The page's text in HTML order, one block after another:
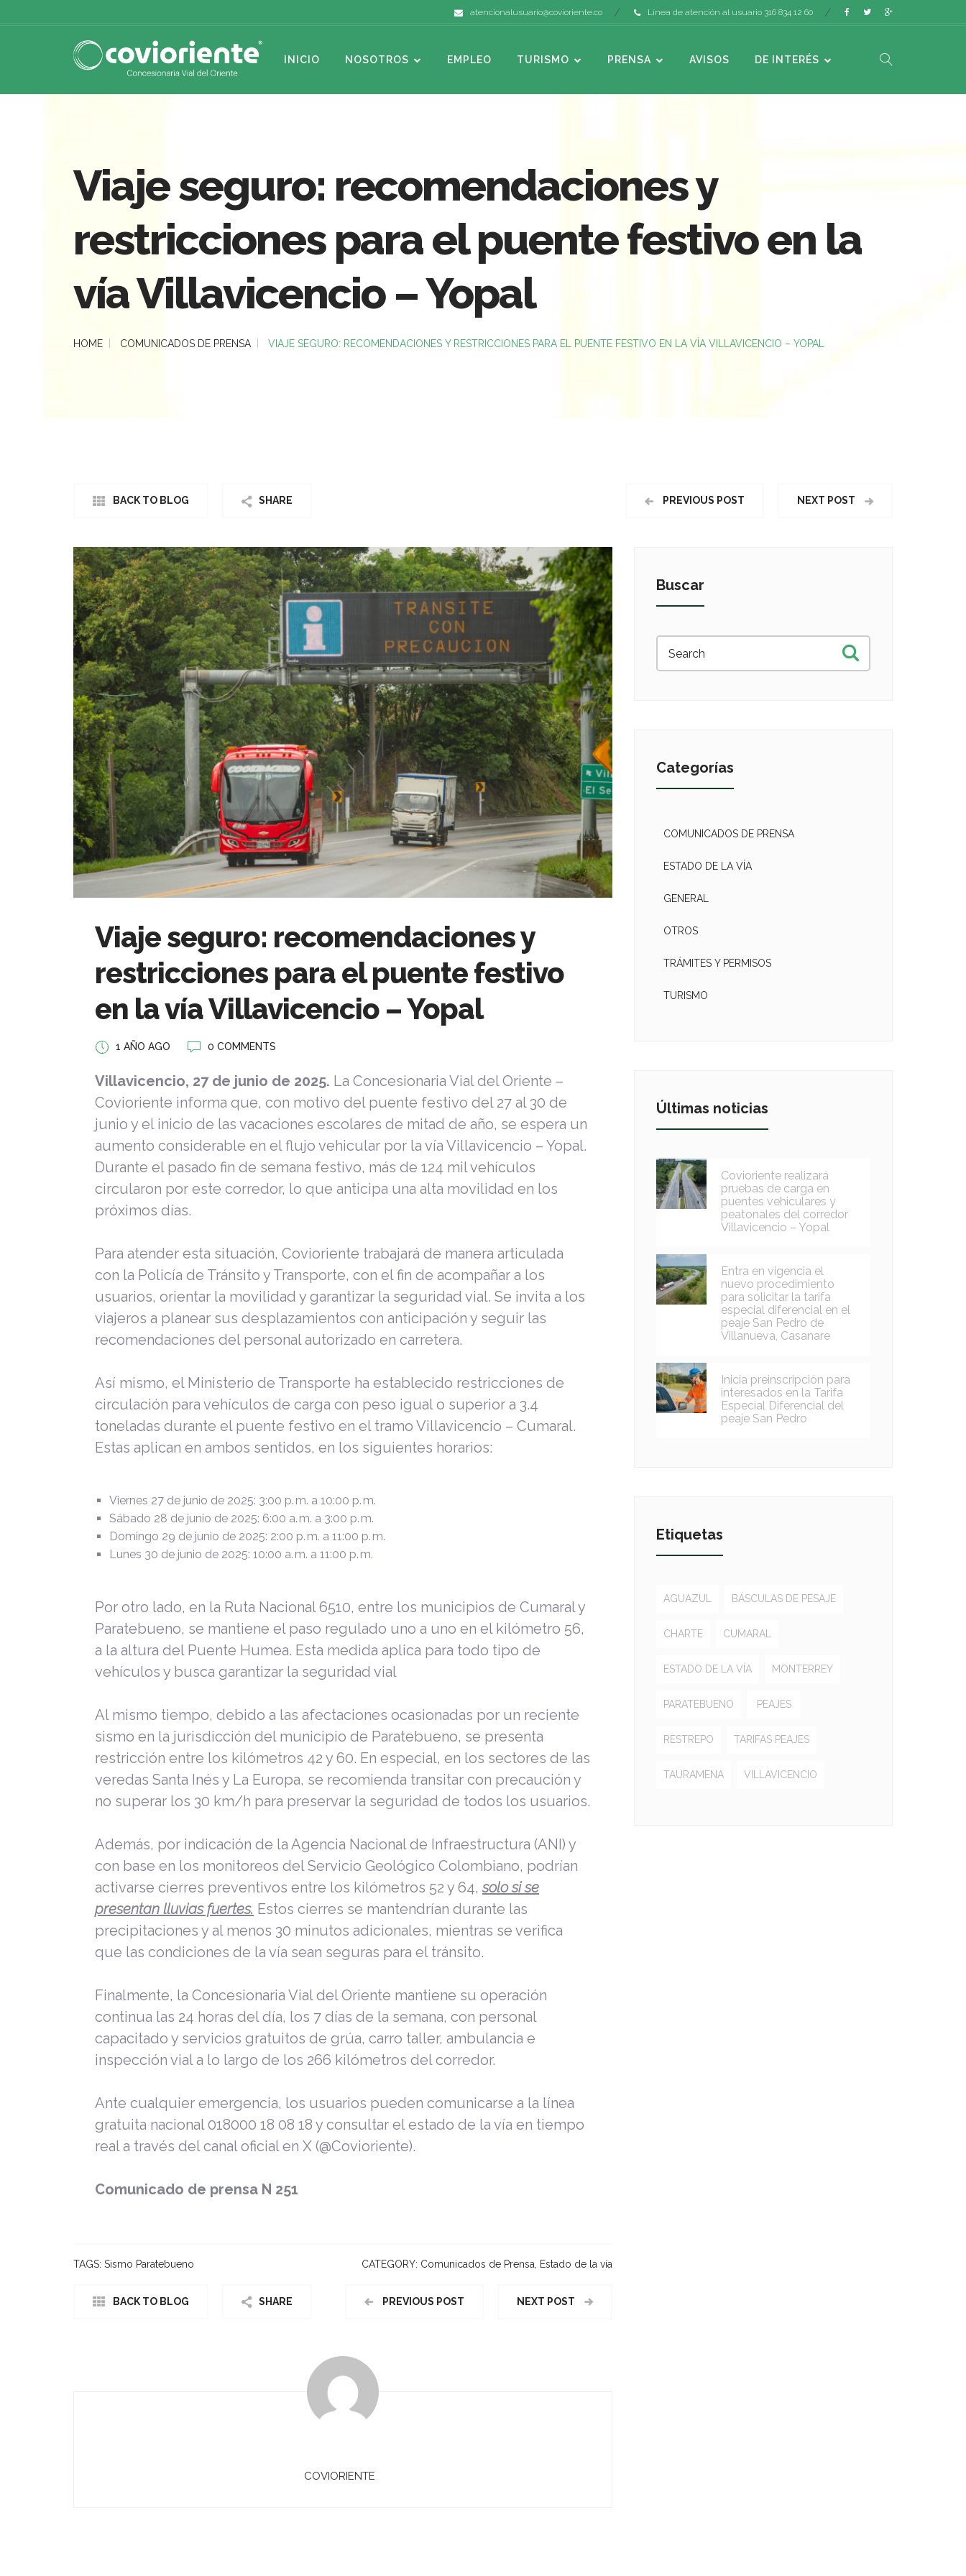
atencionalusuario@covioriente.co Línea de atención al usuario 316 834 12 60
INICIO NOSOTROS EMPLEO TURISMO PRENSA AVISOS DE INTERÉS
Viaje seguro: recomendaciones y
restricciones para el puente festivo en la
vía Villavicencio – Yopal
HOME COMUNICADOS DE PRENSA VIAJE SEGURO: RECOMENDACIONES Y RESTRICCIONES PARA EL PUENTE FESTIVO EN LA VÍA VILLAVICENCIO – YOPAL
BACK TO BLOG SHARE PREVIOUS POST NEXT POST
Viaje seguro: recomendaciones y
restricciones para el puente festivo
en la vía Villavicencio – Yopal
1 AÑO AGO 0 COMMENTS
Villavicencio, 27 de junio de 2025. La Concesionaria Vial del Oriente –
Covioriente informa que, con motivo del puente festivo del 27 al 30 de
junio y el inicio de las vacaciones escolares de mitad de año, se espera un
aumento considerable en el flujo vehicular por la vía Villavicencio – Yopal.
Durante el pasado fin de semana festivo, más de 124 mil vehículos
circularon por este corredor, lo que anticipa una alta movilidad en los
próximos días.
Para atender esta situación, Covioriente trabajará de manera articulada
con la Policía de Tránsito y Transporte, con el fin de acompañar a los
usuarios, orientar la movilidad y garantizar la seguridad vial. Se invita a los
viajeros a planear sus desplazamientos con anticipación y seguir las
recomendaciones del personal autorizado en carretera.
Así mismo, el Ministerio de Transporte ha establecido restricciones de
circulación para vehículos de carga con peso igual o superior a 3.4
toneladas durante el puente festivo en el tramo Villavicencio – Cumaral.
Estas aplican en ambos sentidos, en los siguientes horarios:
Viernes 27 de junio de 2025: 3:00 p. m. a 10:00 p. m.
Sábado 28 de junio de 2025: 6:00 a. m. a 3:00 p. m.
Domingo 29 de junio de 2025: 2:00 p. m. a 11:00 p. m.
Lunes 30 de junio de 2025: 10:00 a. m. a 11:00 p. m.
Por otro lado, en la Ruta Nacional 6510, entre los municipios de Cumaral y
Paratebueno, se mantiene el paso regulado uno a uno en el kilómetro 56,
a la altura del Puente Humea. Esta medida aplica para todo tipo de
vehículos y busca garantizar la seguridad vial
Al mismo tiempo, debido a las afectaciones ocasionadas por un reciente
sismo en la jurisdicción del municipio de Paratebueno, se presenta
restricción entre los kilómetros 42 y 60. En especial, en los sectores de las
veredas Santa Inés y La Europa, se recomienda transitar con precaución y
no superar los 30 km/h para preservar la seguridad de todos los usuarios.
Además, por indicación de la Agencia Nacional de Infraestructura (ANI) y
con base en los monitoreos del Servicio Geológico Colombiano, podrían
activarse cierres preventivos entre los kilómetros 52 y 64, solo si se
presentan lluvias fuertes. Estos cierres se mantendrían durante las
precipitaciones y al menos 30 minutos adicionales, mientras se verifica
que las condiciones de la vía sean seguras para el tránsito.
Finalmente, la Concesionaria Vial del Oriente mantiene su operación
continua las 24 horas del día, los 7 días de la semana, con personal
capacitado y servicios gratuitos de grúa, carro taller, ambulancia e
inspección vial a lo largo de los 266 kilómetros del corredor.
Ante cualquier emergencia, los usuarios pueden comunicarse a la línea
gratuita nacional 018000 18 08 18 y consultar el estado de la vía en tiempo
real a través del canal oficial en X (@Covioriente).
Comunicado de prensa N 251
TAGS: Sismo Paratebueno CATEGORY: Comunicados de Prensa Estado de la vía
BACK TO BLOG SHARE PREVIOUS POST NEXT POST
COVIORIENTE
Buscar
Categorías
COMUNICADOS DE PRENSA
ESTADO DE LA VÍA
GENERAL
OTROS
TRÁMITES Y PERMISOS
TURISMO
Últimas noticias
Covioriente realizará
pruebas de carga en
puentes vehiculares y
peatonales del corredor
Villavicencio – Yopal
Entra en vigencia el
nuevo procedimiento
para solicitar la tarifa
especial diferencial en el
peaje San Pedro de
Villanueva, Casanare
Inicia preinscripción para
interesados en la Tarifa
Especial Diferencial del
peaje San Pedro
Etiquetas
AGUAZUL BÁSCULAS DE PESAJE
CHARTE CUMARAL
ESTADO DE LA VÍA MONTERREY
PARATEBUENO PEAJES
RESTREPO TARIFAS PEAJES
TAURAMENA VILLAVICENCIO